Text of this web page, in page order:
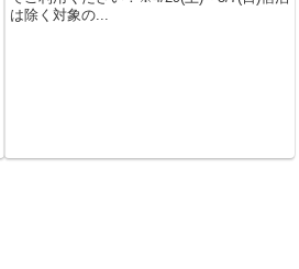
は除く対象の...